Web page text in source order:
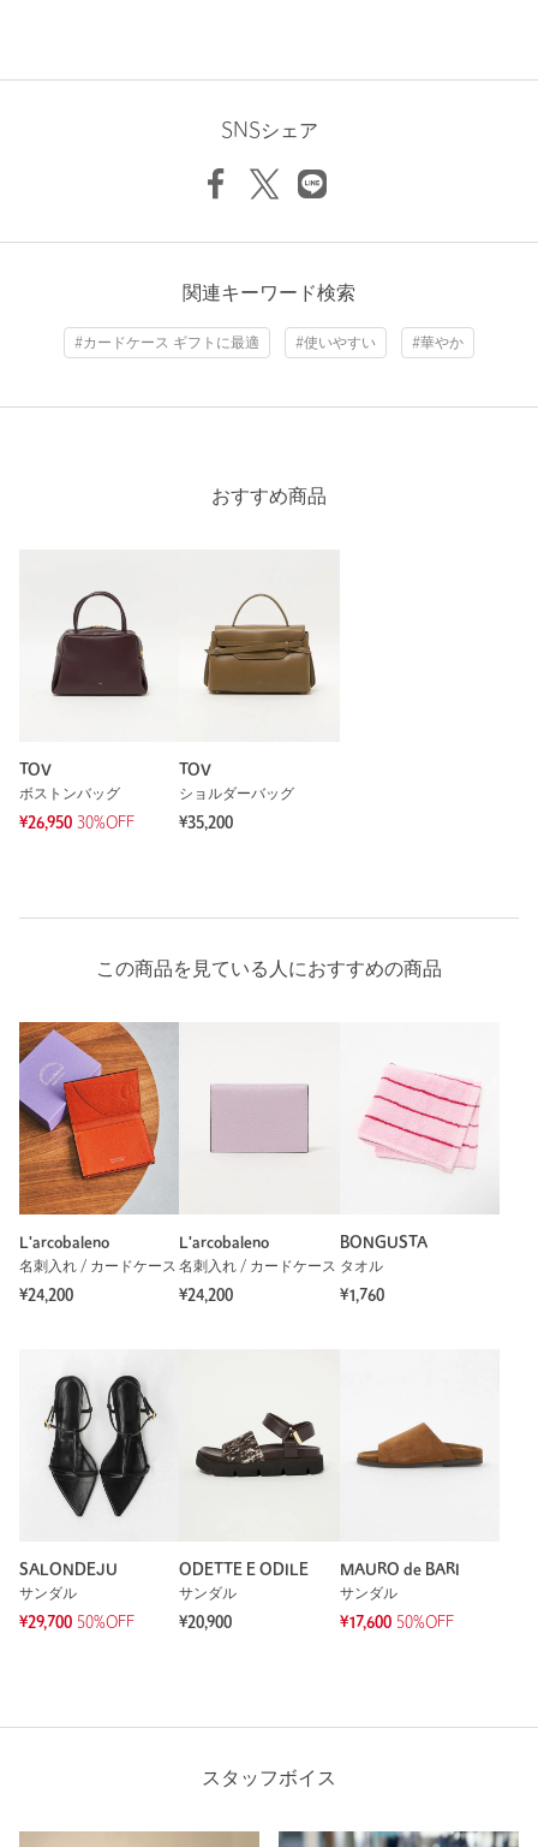
商品詳細
対象商品
WOMEN
カテゴリー 財布 / 小物 名刺入れ / カードケース
SNSシェア
関連キーワード検索
#カードケース ギフトに最適 #使いやすい #華やか
おすすめ商品
TOV
ボストンバッグ
¥26,950 30%OFF
TOV
ショルダーバッグ
¥35,200
この商品を見ている人におすすめの商品
L'arcobaleno
名刺入れ / カードケース
¥24,200
L'arcobaleno
名刺入れ / カードケース
¥24,200
BONGUSTA
タオル
¥1,760
SALONDEJU
サンダル
¥29,700 50%OFF
ODETTE E ODILE
サンダル
¥20,900
MAURO de BARI
サンダル
¥17,600 50%OFF
スタッフボイス